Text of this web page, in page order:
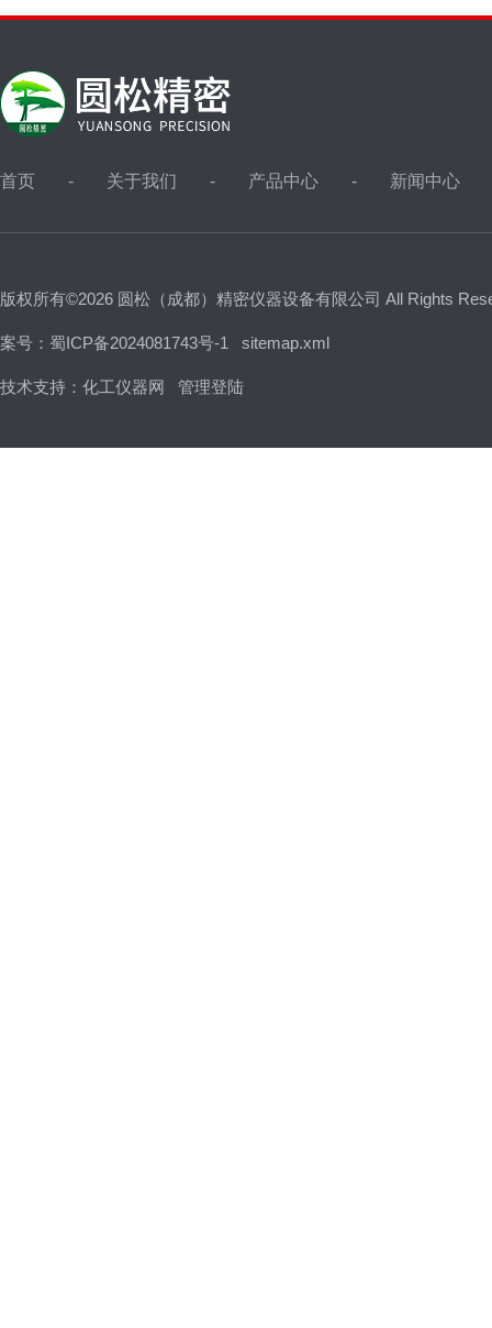
首页 关于我们 产品中心 新闻中心
版权所有©2026 圆松（成都）精密仪器设备有限公司 All Rights
案号：蜀ICP备2024081743号-1 sitemap.xml
技术支持： 化工仪器网 管理登陆